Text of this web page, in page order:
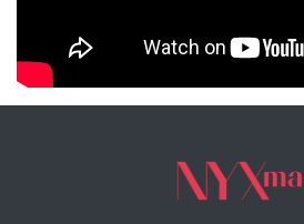
NYXmag 2. Yaş Kutlama